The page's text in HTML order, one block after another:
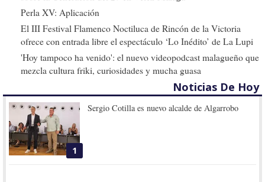
Perla XV: Aplicación
El III Festival Flamenco Noctiluca de Rincón de la Victoria
ofrece con entrada libre el espectáculo ‘Lo Inédito’ de La Lupi
'Hoy tampoco ha venido': el nuevo videopodcast malagueño que
mezcla cultura friki, curiosidades y mucha guasa
Noticias De Hoy
1
Sergio Cotilla es nuevo alcalde de Algarrobo